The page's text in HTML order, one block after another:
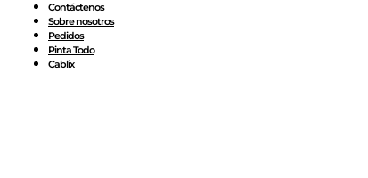
Contáctenos
Sobre nosotros
Pedidos
Pinta Todo
Cablix